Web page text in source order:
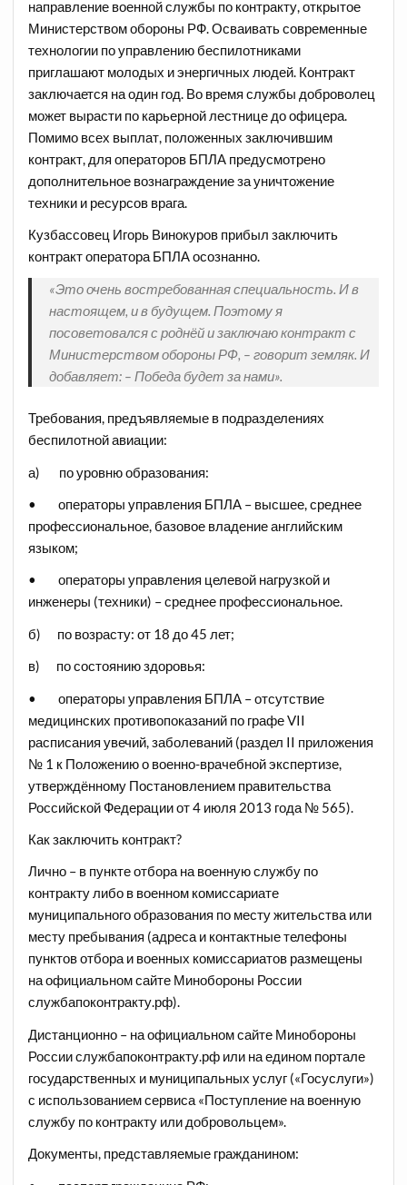
направление военной службы по контракту, открытое
Министерством обороны РФ. Осваивать современные
технологии по управлению беспилотниками
приглашают молодых и энергичных людей. Контракт
заключается на один год. Во время службы доброволец
может вырасти по карьерной лестнице до офицера.
Помимо всех выплат, положенных заключившим
контракт, для операторов БПЛА предусмотрено
дополнительное вознаграждение за уничтожение
техники и ресурсов врага.
Кузбассовец Игорь Винокуров прибыл заключить
контракт оператора БПЛА осознанно.
«Это очень востребованная специальность. И в
настоящем, и в будущем. Поэтому я
посоветовался с роднёй и заключаю контракт с
Министерством обороны РФ, – говорит земляк. И
добавляет: – Победа будет за нами».
Требования, предъявляемые в подразделениях
беспилотной авиации:
а) по уровню образования:
• операторы управления БПЛА – высшее, среднее
профессиональное, базовое владение английским
языком;
• операторы управления целевой нагрузкой и
инженеры (техники) – среднее профессиональное.
б) по возрасту: от 18 до 45 лет;
в) по состоянию здоровья:
• операторы управления БПЛА – отсутствие
медицинских противопоказаний по графе VII
расписания увечий, заболеваний (раздел II приложения
№ 1 к Положению о военно-врачебной экспертизе,
утверждённому Постановлением правительства
Российской Федерации от 4 июля 2013 года № 565).
Как заключить контракт?
Лично – в пункте отбора на военную службу по
контракту либо в военном комиссариате
муниципального образования по месту жительства или
месту пребывания (адреса и контактные телефоны
пунктов отбора и военных комиссариатов размещены
на официальном сайте Минобороны России
службапоконтракту.рф).
Дистанционно – на официальном сайте Минобороны
России службапоконтракту.рф или на едином портале
государственных и муниципальных услуг («Госуслуги»)
с использованием сервиса «Поступление на военную
службу по контракту или добровольцем».
Документы, представляемые гражданином: